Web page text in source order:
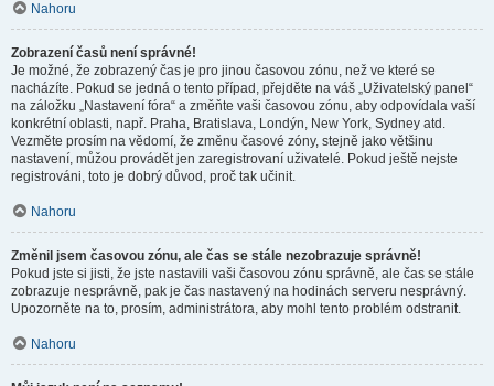
Nahoru
Zobrazení časů není správné!
Je možné, že zobrazený čas je pro jinou časovou zónu, než ve které se
nacházíte. Pokud se jedná o tento případ, přejděte na váš „Uživatelský panel“
na záložku „Nastavení fóra“ a změňte vaši časovou zónu, aby odpovídala vaší
konkrétní oblasti, např. Praha, Bratislava, Londýn, New York, Sydney atd.
Vezměte prosím na vědomí, že změnu časové zóny, stejně jako většinu
nastavení, můžou provádět jen zaregistrovaní uživatelé. Pokud ještě nejste
registrováni, toto je dobrý důvod, proč tak učinit.
Nahoru
Změnil jsem časovou zónu, ale čas se stále nezobrazuje správně!
Pokud jste si jisti, že jste nastavili vaši časovou zónu správně, ale čas se stále
zobrazuje nesprávně, pak je čas nastavený na hodinách serveru nesprávný.
Upozorněte na to, prosím, administrátora, aby mohl tento problém odstranit.
Nahoru